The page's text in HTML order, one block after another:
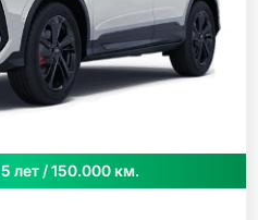
5 лет / 150.000 км.